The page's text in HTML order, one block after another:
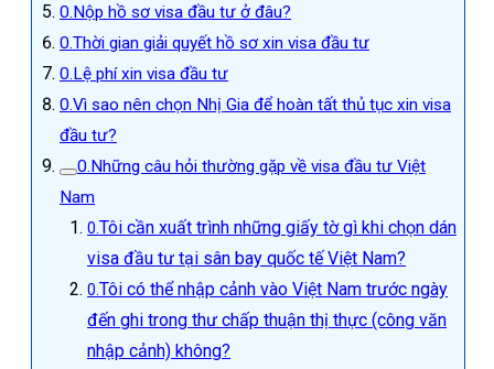
Nộp hồ sơ visa đầu tư ở đâu?
Thời gian giải quyết hồ sơ xin visa đầu tư
Lệ phí xin visa đầu tư
Vì sao nên chọn Nhị Gia để hoàn tất thủ tục xin visa
đầu tư?
Những câu hỏi thường gặp về visa đầu tư Việt
Nam
Tôi cần xuất trình những giấy tờ gì khi chọn dán
visa đầu tư tại sân bay quốc tế Việt Nam?
Tôi có thể nhập cảnh vào Việt Nam trước ngày
đến ghi trong thư chấp thuận thị thực (công văn
nhập cảnh) không?